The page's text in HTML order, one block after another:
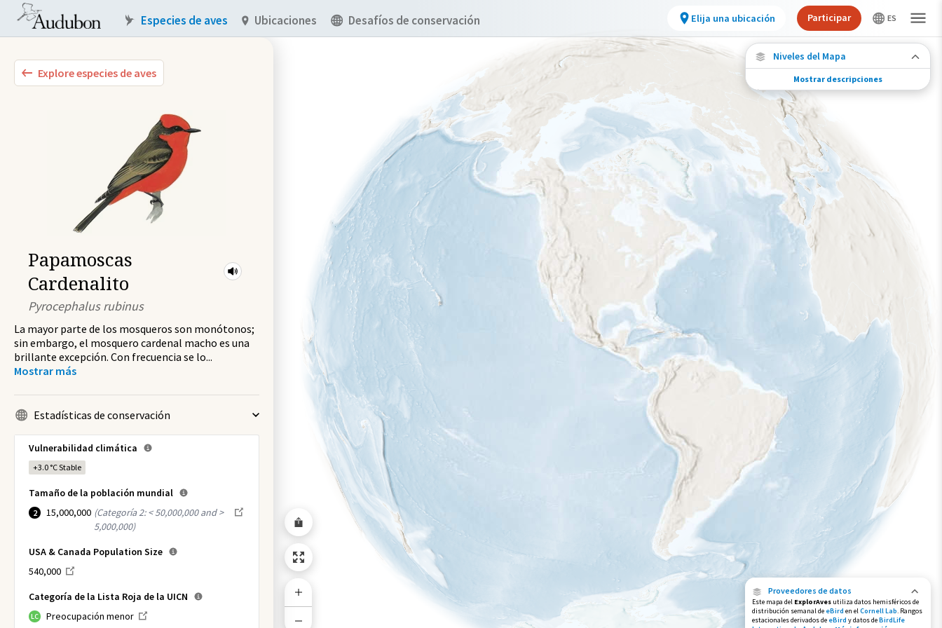
Explore especies de aves
Papamoscas
Cardenalito
Pyrocephalus rubinus
La mayor parte de los mosqueros son monótonos;
sin embargo, el mosquero cardenal macho es una
brillante excepción. Con frecuencia se lo...
Mostrar más
Estadísticas de conservación
Vulnerabilidad climática
+3.0 °CStable
Tamaño de la población mundial
2 15,000,000 (Categoría 2: < 50,000,000 and >
5,000,000)
USA & Canada Population Size
540,000
Categoría de la Lista Roja de la UICN
LC Preocupación menor
Proveedores de datos
Este mapa del ExplorAves utiliza datos hemisféricos de
distribución semanal de eBird en elCornell Lab. Rangos
estacionales derivados de eBird y datos deBirdLife
Niveles del Mapa
Migración de especies
Vea dónde viaja esta especie durante todo el
Abundancia de esta especie
Muy bajo Bajo Moderada Alto
Gama de especies por estación
Gama de verano
Rango de invierno
Rango a lo largo del año
Mostrar descripciones
Especies de aves Ubicaciones Desafíos de conservación Elija una ubicación Participar